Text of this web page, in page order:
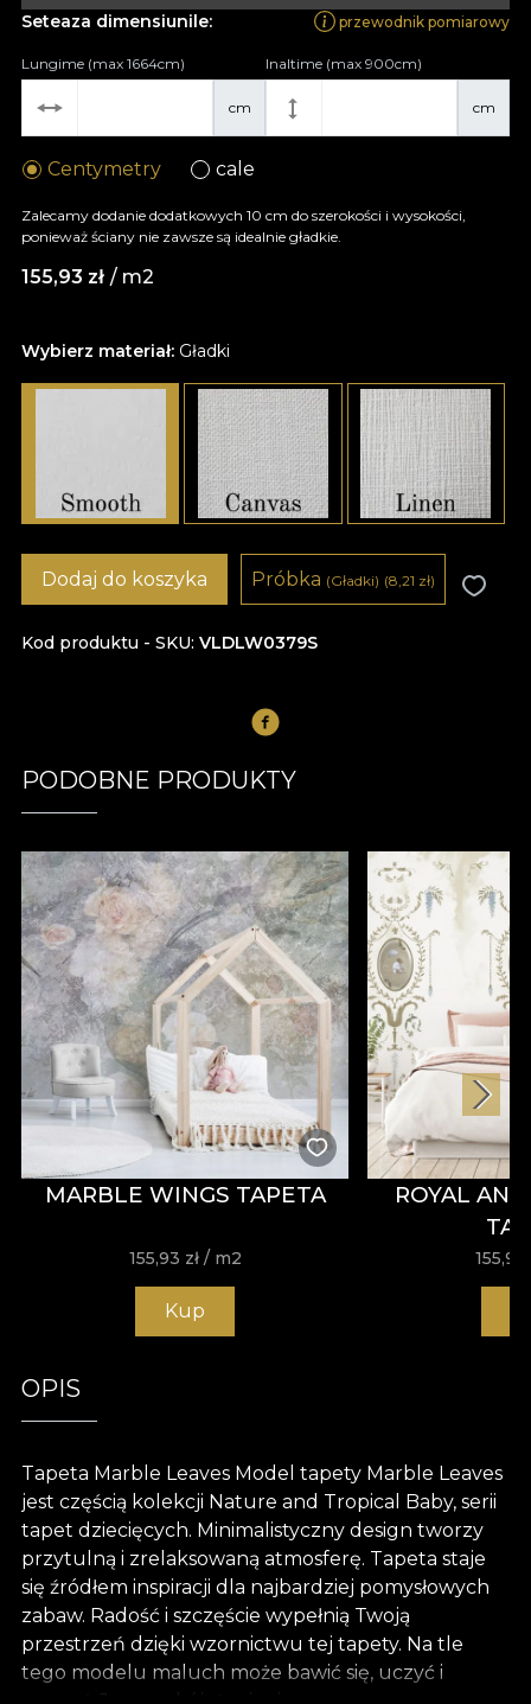
Wybierz materiał: Gładki
Seteaza dimensiunile: przewodnik pomiarowy
cm
Lungime (max 1664cm)
cm
Inaltime (max 900cm)
Centymetry cale
Zalecamy dodanie dodatkowych 10 cm do szerokości i wysokości,
ponieważ ściany nie zawsze są idealnie gładkie.
155,93 zł / m2
Kod produktu - SKU VLDLW0379S
Dodaj do koszyka Próbka (Gładki) (8,21 zł)
PODOBNE PRODUKTY
MARBLE WINGS TAPETA
155,93 zł / m2
Kup
ROYAL
155,93
OPIS
Tapeta Marble Leaves Model tapety Marble Leaves
jest częścią kolekcji Nature and Tropical Baby, serii
tapet dziecięcych. Minimalistyczny design tworzy
przytulną i zrelaksowaną atmosferę. Tapeta staje
się źródłem inspiracji dla najbardziej pomysłowych
zabaw. Radość i szczęście wypełnią Twoją
przestrzeń dzięki wzornictwu tej tapety. Na tle
tego modelu maluch może bawić się, uczyć i